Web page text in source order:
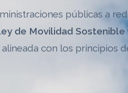
públicas a
de Movilidad Sostenible
alineada con los principios